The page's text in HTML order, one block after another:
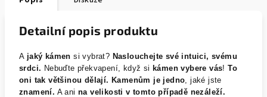
Detailní popis produktu
A jaký kámen si vybrat? Naslouchejte své intuici, svému
srdci. Nebuďte překvapení, když si kámen vybere vás!To
oni tak většinou dělají. Kamenům je jedno, jaké jste
znamení. A anina velikosti v tomto případě nezáleží.